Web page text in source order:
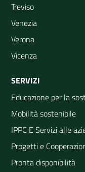
Treviso
Venezia
Verona
Vicenza
SERVIZI
Educazione per la
Mobilità sostenibile
IPPC E Servizi alle
Progetti e
Pronta disponibilità